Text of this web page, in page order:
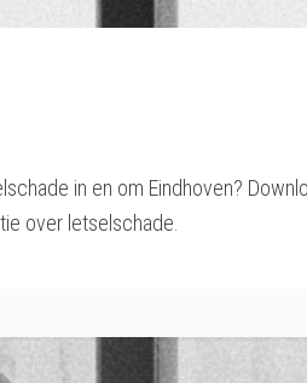
in en om Eindhoven?
over letselschade.